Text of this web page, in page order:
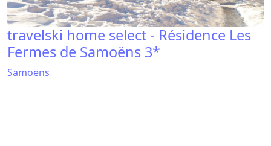
travelski home select - Résidence Les
Fermes de Samoëns 3*
Samoëns